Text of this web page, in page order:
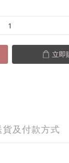
立即
貨及付款方式